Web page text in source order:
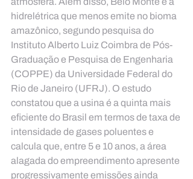
hidrelétrica que menos emite no bioma
amazônico, segundo pesquisa do
Instituto Alberto Luiz Coimbra de Pós-
Graduação e Pesquisa de Engenharia
(COPPE) da Universidade Federal do
Rio de Janeiro (UFRJ). O estudo
constatou que a usina é a quinta mais
eficiente do Brasil em termos de taxa de
intensidade de gases poluentes e
calcula que, entre 5 e 10 anos, a área
alagada do empreendimento apresente
progressivamente emissões ainda